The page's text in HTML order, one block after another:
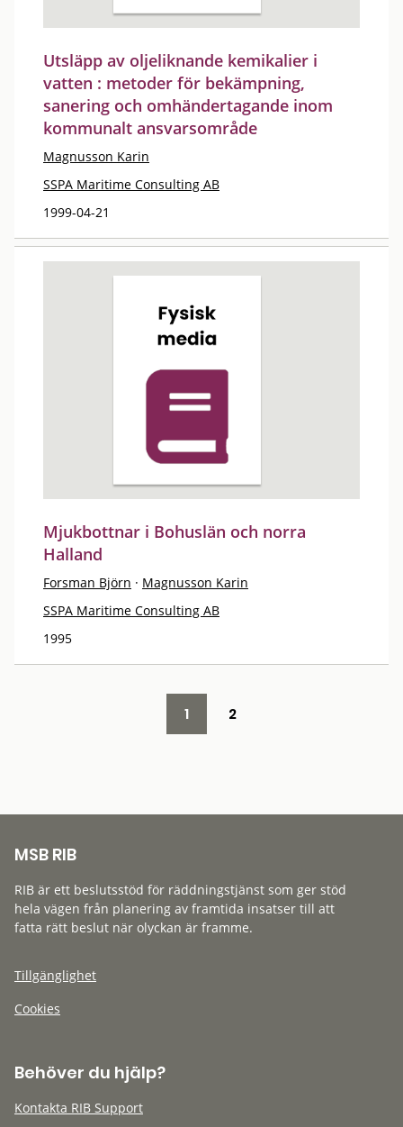
Utsläpp av oljeliknande kemikalier i
vatten : metoder för bekämpning,
sanering och omhändertagande inom
kommunalt ansvarsområde
Magnusson Karin
SSPA Maritime Consulting AB
1999-04-21
Mjukbottnar i Bohuslän och norra
Halland
Forsman Björn · Magnusson Karin
SSPA Maritime Consulting AB
1995
1 2
MSB RIB
RIB är ett beslutsstöd för räddningstjänst som ger stöd
hela vägen från planering av framtida insatser till att
fatta rätt beslut när olyckan är framme.
Tillgänglighet
Cookies
Behöver du hjälp?
Kontakta RIB Support